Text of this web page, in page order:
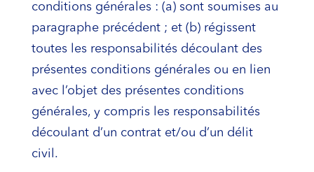
conditions générales : (a) sont soumises au
paragraphe précédent ; et (b) régissent
toutes les responsabilités découlant des
présentes conditions générales ou en lien
avec l’objet des présentes conditions
générales, y compris les responsabilités
découlant d’un contrat et/ou d’un délit
civil.